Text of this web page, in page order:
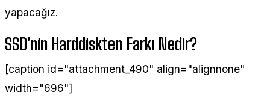
yapacağız.
SSD'nin Harddiskten Farkı Nedir?
[caption id="attachment_490" align="alignnone"
width="696"]